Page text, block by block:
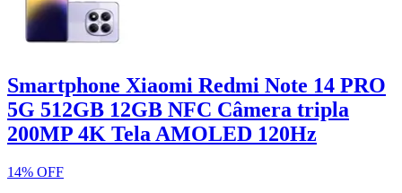
Smartphone Xiaomi Redmi Note 14 PRO
5G 512GB 12GB NFC Câmera tripla
200MP 4K Tela AMOLED 120Hz
14% OFF